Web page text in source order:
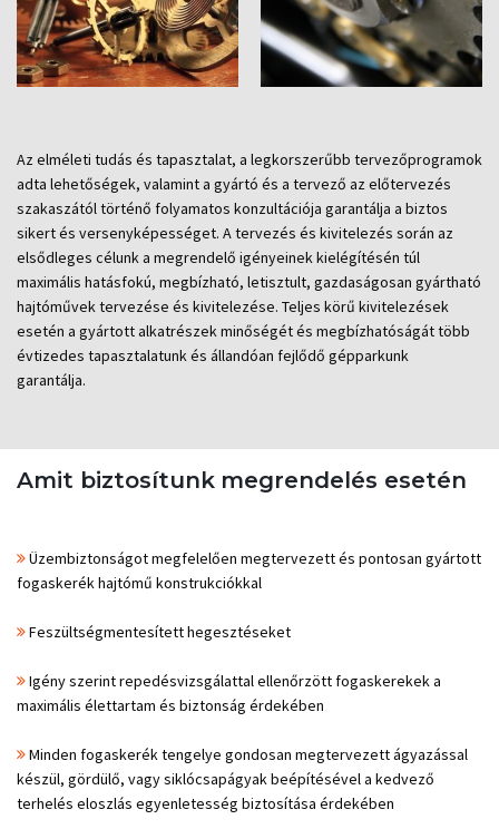
Az elméleti tudás és tapasztalat, a legkorszerűbb tervezőprogramok
adta lehetőségek, valamint a gyártó és a tervező az előtervezés
szakaszától történő folyamatos konzultációja garantálja a biztos
sikert és versenyképességet. A tervezés és kivitelezés során az
elsődleges célunk a megrendelő igényeinek kielégítésén túl
maximális hatásfokú, megbízható, letisztult, gazdaságosan gyártható
hajtóművek tervezése és kivitelezése. Teljes körű kivitelezések
esetén a gyártott alkatrészek minőségét és megbízhatóságát több
évtizedes tapasztalatunk és állandóan fejlődő gépparkunk
garantálja.
Amit biztosítunk megrendelés esetén
Üzembiztonságot megfelelően megtervezett és pontosan gyártott
fogaskerék hajtómű konstrukciókkal
Feszültségmentesített hegesztéseket
Igény szerint repedésvizsgálattal ellenőrzött fogaskerekek a
maximális élettartam és biztonság érdekébe​n
Minden fogaskerék tengelye gondosan megtervezett ágyazással
készül, gördülő, vagy siklócsapágyak beépítésével a kedvező
terhelés eloszlás egyenletesség biztosítása érdekében